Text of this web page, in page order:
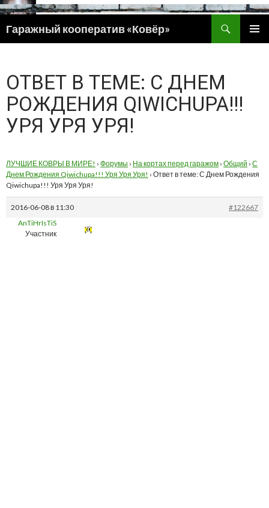
Гаражный кооператив «Ковёр»
ПЕРЕЙТИ
ОТВЕТ В ТЕМЕ: С ДНЕМ
РОЖДЕНИЯ QIWICHUPA!!!
УРЯ УРЯ УРЯ!
ЛУЧШИЕ КОВРЫ В МИРЕ! › Форумы › На кортах перед гаражом › Общий › С
Днем Рождения Qiwichupa!!! Уря Уря Уря! › Ответ в теме: С Днем Рождения
Qiwichupa!!! Уря Уря Уря!
2016-06-08 в 11:30
#122667
AnTiHrIsTiS
Участник